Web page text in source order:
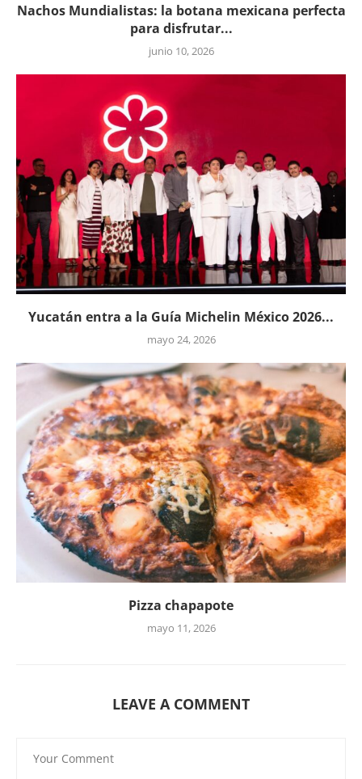
Nachos Mundialistas: la botana mexicana perfecta
para disfrutar...
junio 10, 2026
Yucatán entra a la Guía Michelin México 2026...
mayo 24, 2026
Pizza chapapote
mayo 11, 2026
LEAVE A COMMENT